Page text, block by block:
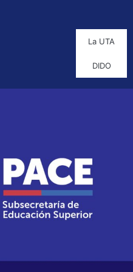
La UTA
DIDO